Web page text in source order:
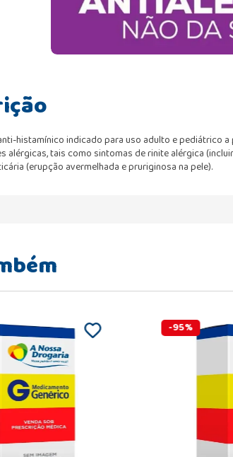
histamínico indicado para uso adulto e pediátrico
alérgicas, tais como sintomas de rinite alérgica
(erupção avermelhada e pruriginosa na pele).
-95%